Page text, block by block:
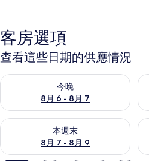
客房選項
查看這些日期的供應情況
今晚
8月 6 - 8月 7
查看今晚 (8月 6 - 8月 7) 的供應情況
本週末
8月 7 - 8月 9
查看本週末 (8月 7 - 8月 9) 的供應情